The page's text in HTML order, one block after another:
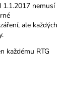
1.1.2017 nemusí
ale každých
každému RTG